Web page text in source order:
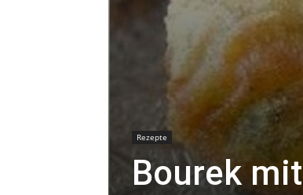
Rezepte
Bourek